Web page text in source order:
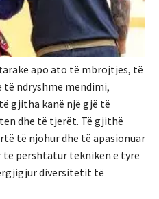
apo ato të mbrojtjes, të
ndryshme mendimi,
gjitha kanë një gjë të
dhe të tjerët. Të gjithë
të njohur dhe të apasionuar
të përshtatur teknikën e tyre
diversitetit të